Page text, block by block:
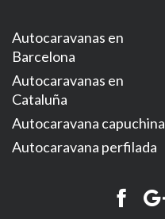
Autocaravanas en
Barcelona
Autocaravanas en
Cataluña
Autocaravana capuchina
Autocaravana perfilada